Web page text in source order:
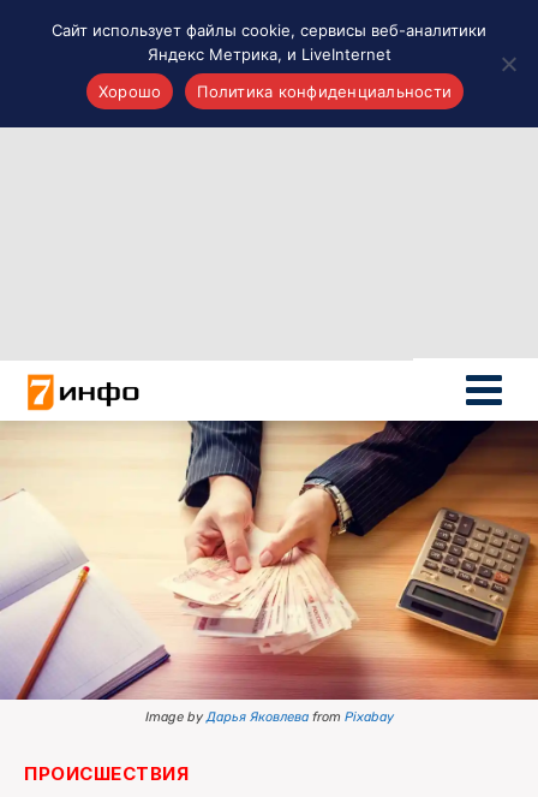
Новости России
Политика
Новости мира
Все материалы 7инфо
ПОИСК ПО САЙТУ
Image by Дарья Яковлеваfrom Pixabay
ПРОИСШЕСТВИЯ
Сайт использует файлы cookie, сервисы веб-аналитики
Яндекс Метрика, и LiveInternet
Хорошо
Политика конфиденциальности